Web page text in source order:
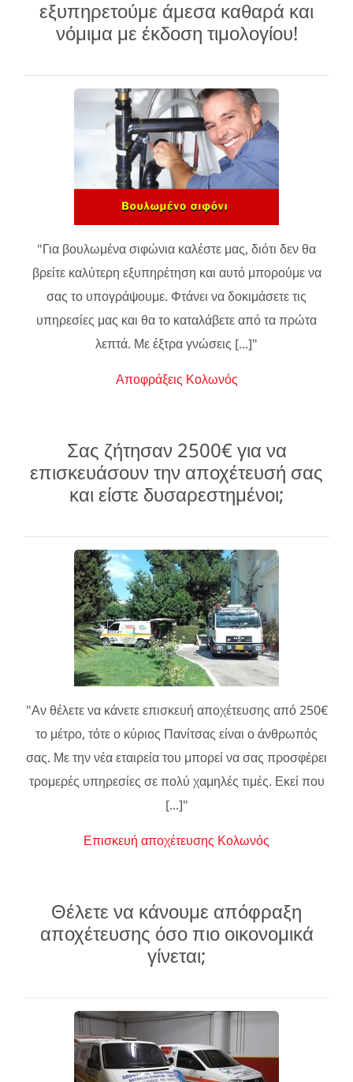
εξυπηρετούμε άμεσα καθαρά και
νόμιμα με έκδοση τιμολογίου!
"Για βουλωμένα σιφώνια καλέστε μας, διότι δεν θα
βρείτε καλύτερη εξυπηρέτηση και αυτό μπορούμε να
σας το υπογράψουμε. Φτάνει να δοκιμάσετε τις
υπηρεσίες μας και θα το καταλάβετε από τα πρώτα
λεπτά. Με έξτρα γνώσεις [...]"
Αποφράξεις Κολωνός
Σας ζήτησαν 2500€ για να
επισκευάσουν την αποχέτευσή σας
και είστε δυσαρεστημένοι;
"Αν θέλετε να κάνετε επισκευή αποχέτευσης από 250€
το μέτρο, τότε ο κύριος Πανίτσας είναι ο άνθρωπός
σας. Με την νέα εταιρεία του μπορεί να σας προσφέρει
τρομερές υπηρεσίες σε πολύ χαμηλές τιμές. Εκεί που
[...]"
Επισκευή αποχέτευσης Κολωνός
Θέλετε να κάνουμε απόφραξη
αποχέτευσης όσο πιο οικονομικά
γίνεται;